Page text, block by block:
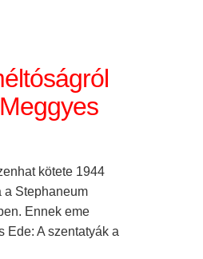
kötete 1944
a Stephaneum
Ennek eme
Ede: A szentatyák a